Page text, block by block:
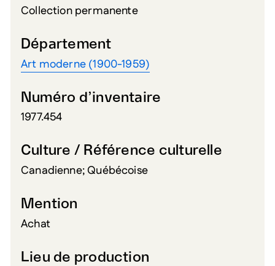
Collection permanente
Département
Art moderne (1900-1959)
Numéro d’inventaire
1977.454
Culture / Référence culturelle
Canadienne; Québécoise
Mention
Achat
Lieu de production